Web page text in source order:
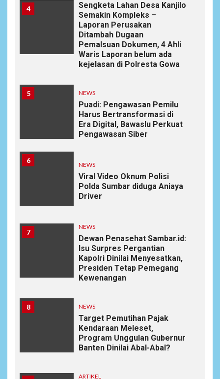
4
Sengketa Lahan Desa Kanjilo
Semakin Kompleks –
Laporan Perusakan
Ditambah Dugaan
Pemalsuan Dokumen, 4 Ahli
Waris Laporan belum ada
kejelasan di Polresta Gowa
5 NEWS
Puadi: Pengawasan Pemilu
Harus Bertransformasi di
Era Digital, Bawaslu Perkuat
Pengawasan Siber
6
NEWS
Viral Video Oknum Polisi
Polda Sumbar diduga Aniaya
Driver
7
NEWS
Dewan Penasehat Sambar.id:
Isu Surpres Pergantian
Kapolri Dinilai Menyesatkan,
Presiden Tetap Pemegang
Kewenangan
8 NEWS
Target Pemutihan Pajak
Kendaraan Meleset,
Program Unggulan Gubernur
Banten Dinilai Abal-Abal?
ARTIKEL